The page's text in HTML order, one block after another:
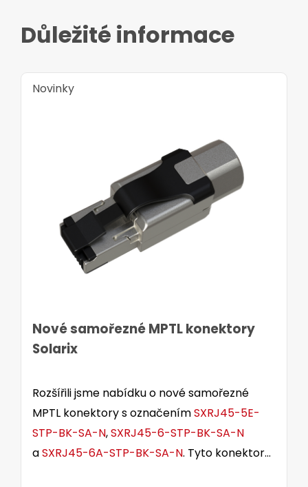
Důležité informace
Novinky
Nové samořezné MPTL konektory
Solarix
Rozšířili jsme nabídku o nové samořezné
MPTL konektory s označenímSXRJ45-5E-
STP-BK-SA-N,SXRJ45-6-STP-BK-SA-N
aSXRJ45-6A-STP-BK-SA-N. Tyto konektory